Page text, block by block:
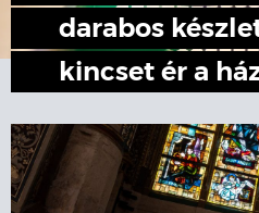
darabos
kincset ér a